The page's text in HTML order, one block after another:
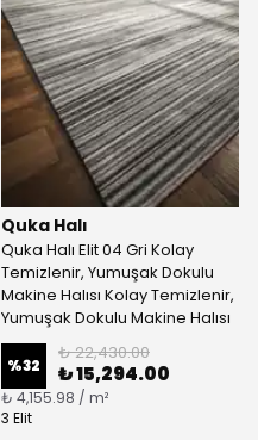
Quka Halı
Quka Halı Elit 04 Gri Kolay
Temizlenir, Yumuşak Dokulu
Makine Halısı Kolay Temizlenir,
Yumuşak Dokulu Makine Halısı
%32
₺ 22,430.00
₺ 15,294.00
₺ 4,155.98 / m²
3 Elit